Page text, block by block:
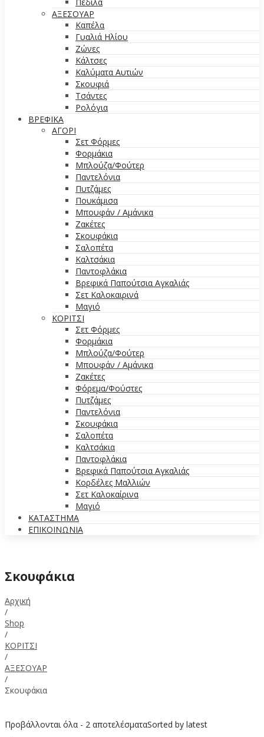
ΑΞΕΣΟΥΑΡ
Καπέλα
Γυαλιά Ηλίου
Ζώνες
Κάλτσες
Καλύματα Αυτιών
Σκουφιά
Τσάντες
Ρολόγια
ΒΡΕΦΙΚΑ
ΑΓΟΡΙ
Σετ Φόρμες
Φορμάκια
Μπλούζα/Φούτερ
Παντελόνια
Πυτζάμες
Πουκάμισα
Μπουφάν / Αμάνικα
Ζακέτες
Σκουφάκια
Σαλοπέτα
Καλτσάκια
Παντοφλάκια
Βρεφικά Παπούτσια Αγκαλιάς
Σετ Καλοκαιρινά
Μαγιό
ΚΟΡΙΤΣΙ
Σετ Φόρμες
Φορμάκια
Μπλούζα/Φούτερ
Μπουφάν / Αμάνικα
Ζακέτες
Φόρεμα/Φούστες
Πυτζάμες
Παντελόνια
Σκουφάκια
Σαλοπέτα
Καλτσάκια
Παντοφλάκια
Βρεφικά Παπούτσια Αγκαλιάς
Κορδέλες Μαλλιών
Σετ Καλοκαίρινα
Μαγιό
ΚΑΤΑΣΤΗΜΑ
ΕΠΙΚΟΙΝΩΝΙΑ
Σκουφάκια
Αρχική
/
Shop
/
ΚΟΡΙΤΣΙ
/
ΑΞΕΣΟΥΑΡ
/
Σκουφάκια
Προβάλλονται όλα - 2 αποτελέσματαSorted by latest